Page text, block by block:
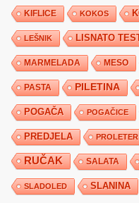
KIFLICE KOKOS
LEŠNIK LISNATO
MARMELADA MESO
PASTA PILETINA
POGAČA POGAČICE
PREDJELA PROLETER
RUČAK SALATA
SLADOLED SLANINA